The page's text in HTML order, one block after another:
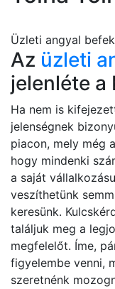
Üzleti angyal
Az üzleti
jelenléte a
Ha nem is
jelenségnek
piacon, mely még
hogy mindenki
a saját
veszíthetünk
keresünk.
találjuk meg a
megfelelőt. Íme,
figyelembe venni,
szeretnénk